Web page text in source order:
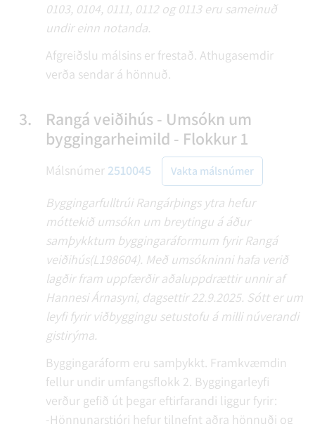
0103, 0104, 0111, 0112 og 0113 eru sameinuð
undir einn notanda.
Afgreiðslu málsins er frestað. Athugasemdir
verða sendar á hönnuð.
3.
Rangá veiðihús - Umsókn um
byggingarheimild - Flokkur 1
Málsnúmer 2510045 Vakta málsnúmer
Byggingarfulltrúi Rangárþings ytra hefur
móttekið umsókn um breytingu á áður
samþykktum byggingaráformum fyrir Rangá
veiðihús(L198604). Með umsókninni hafa verið
lagðir fram uppfærðir aðaluppdrættir unnir af
Hannesi Árnasyni, dagsettir 22.9.2025. Sótt er um
leyfi fyrir viðbyggingu setustofu á milli núverandi
gistirýma.
Byggingaráform eru samþykkt. Framkvæmdin
fellur undir umfangsflokk 2. Byggingarleyfi
verður gefið út þegar eftirfarandi liggur fyrir:
-Hönnunarstjóri hefur tilnefnt aðra hönnuði og